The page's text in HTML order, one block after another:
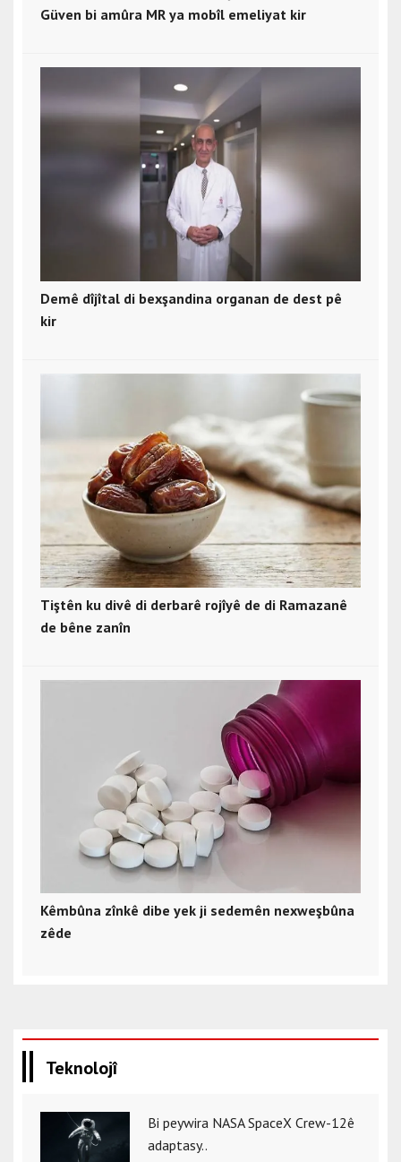
Güven bi amûra MR ya mobîl emeliyat kir
Demê dîjîtal di bexşandina organan de dest pê
kir
Tiştên ku divê di derbarê rojîyê de di Ramazanê
de bêne zanîn
Kêmbûna zînkê dibe yek ji sedemên nexweşbûna
zêde
Teknolojî
Bi peywira NASA SpaceX Crew-12ê
adaptasy..